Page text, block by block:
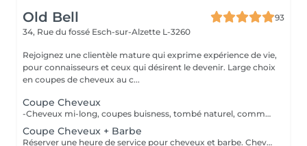
Old Bell
93
34, Rue du fossé Esch-sur-Alzette L-3260
Rejoignez une clientèle mature qui exprime expérience de vie,
pour connaisseurs et ceux qui désirent le devenir. Large choix
en coupes de cheveux au c...
Coupe Cheveux
-Cheveux mi-long, coupes buisness, tombé naturel, communiquez élégance -Cheveux courts, découvrez nos dégradés fait à main -Cheveux long, laissez vous conseillez, le sur mesure vous attend 100% CISEAU
Coupe Cheveux + Barbe
Réserver une heure de service pour cheveux et barbe. Cheveux 100% ciseau, barbe mix ciseaux / tondeuse.